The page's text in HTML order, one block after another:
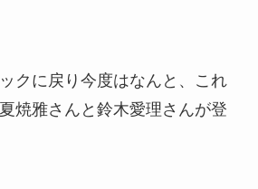
クに戻り今度はなんと、これ
焼雅さんと鈴木愛理さんが登